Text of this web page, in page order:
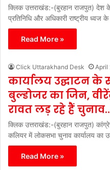
क्लिक उत्तराखंड:-(बुरहान राजपुत) देश
प्रतिनिधि और अधिकारी राष्ट्रीय
Read More »
Click Uttarakhand Desk April
कार्यालय उद्घाटन
बुल्डोजर का जिन,
रावत लड़ रहे हैं
क्लिक उत्तराखंड:-(बुरहान राजपुत)
कलियर में लोकसभा चुनाव कार्यालय का
Read More »